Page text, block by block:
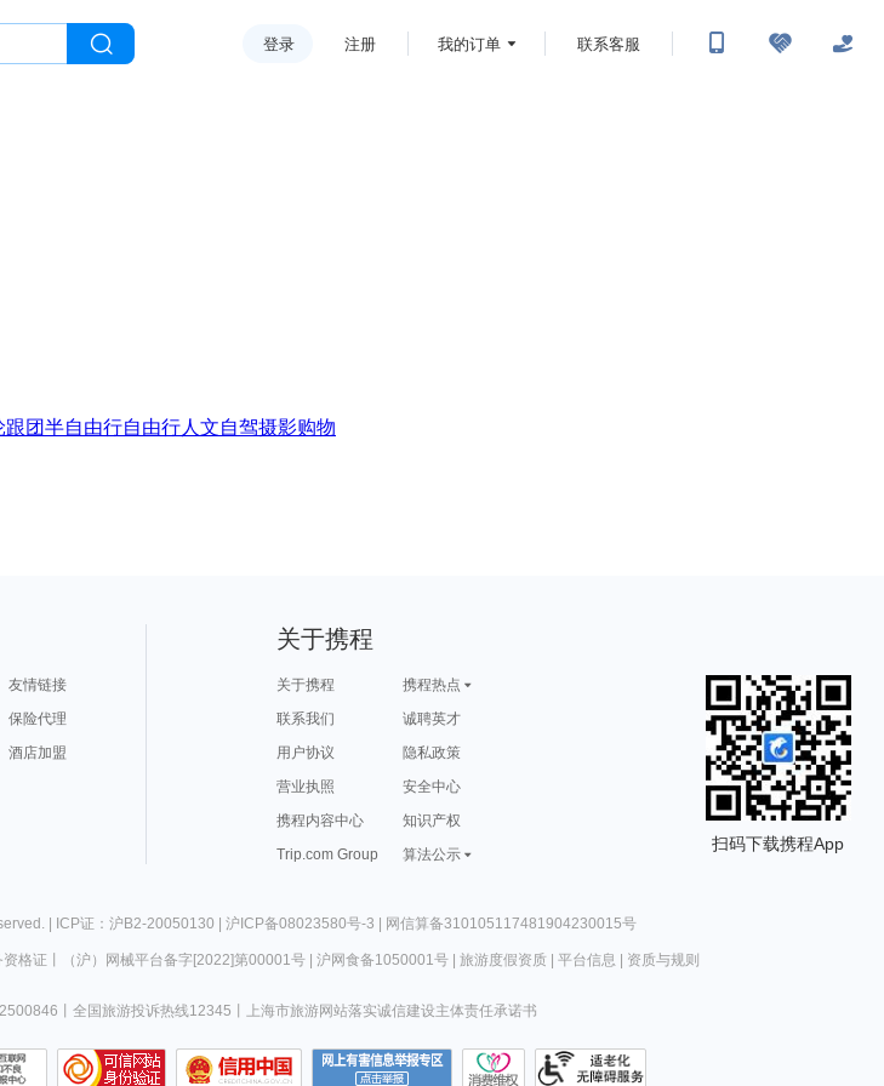
登录 注册 我的订单 联系客服
跟团半自由行自由行人文自驾摄影购物
友情链接
保险代理
酒店加盟
关于携程
关于携程
携程热点
联系我们
诚聘英才
用户协议
隐私政策
营业执照
安全中心
携程内容中心
知识产权
Trip.com Group
算法公示
扫码下载携程App
| ICP证：沪B2-20050130 | 沪ICP备08023580号-3 | 网信算备310105117481904230015号
格证 （沪）网械平台备字[2022]第00001号| 沪网食备1050001号| 旅游度假资质| 平台信息 资质与规则
全国旅游投诉热线12345 上海市旅游网站落实诚信建设主体责任承诺书